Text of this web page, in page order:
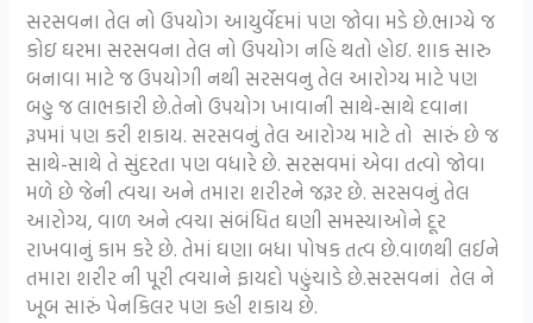
સરસવના તેલ નો ઉપયોગ આયુર્વેદમાં પણ જોવા મડે છે.ભાગ્યે જ
કોઇ ઘરમા સરસવના તેલ નો ઉપયોગ નહિ થતો હોઇ. શાક સારુ
બનાવા માટે જ ઉપયોગી નથી સરસવનુ તેલ આરોગ્ય માટે પણ
બહુ જ લાભકારી છે.તેનો ઉપયોગ ખાવાની સાથે-સાથે દવાના
રૂપમાં પણ કરી શકાય. સરસવનું તેલ આરોગ્ય માટે તો સારું છે જ
સાથે-સાથે તે સુંદરતા પણ વધારે છે. સરસવમાં એવા તત્વો જોવા
મળે છે જેની ત્વચા અને તમારા શરીરને જરૂર છે. સરસવનું તેલ
આરોગ્ય, વાળ અને ત્વચા સંબંધિત ઘણી સમસ્યાઓને દૂર
રાખવાનું કામ કરે છે. તેમાં ઘણા બધા પોષક તત્વ છે.વાળથી લઈને
તમારા શરીર ની પૂરી ત્વચાને ફાયદો પહુંચાડે છે.સરસવનાં તેલ ને
ખૂબ સારું પેનકિલર પણ કહી શકાય છે.